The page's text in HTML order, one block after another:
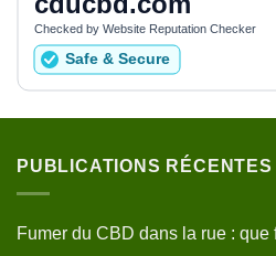
PUBLICATIONS RÉCENTES
Fumer du CBD dans la rue : que